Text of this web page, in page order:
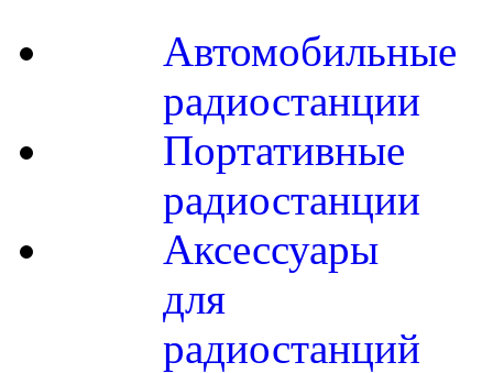
Автомобильные
радиостанции
Портативные
радиостанции
Аксессуары
для
радиостанций